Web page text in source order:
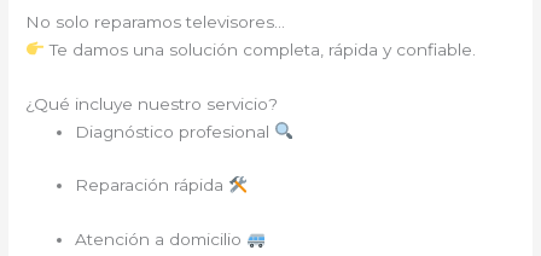
No solo reparamos televisores…
Te damos una solución completa, rápida y confiable.
¿Qué incluye nuestro servicio?
Diagnóstico profesional
Reparación rápida
Atención a domicilio